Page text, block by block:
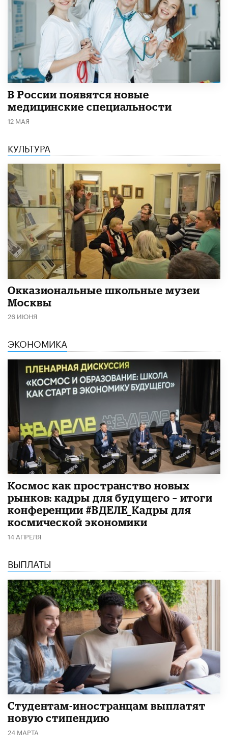
В России появятся новые
медицинские специальности
12 МАЯ
КУЛЬТУРА
​Окказиональные школьные музеи
Москвы
26 ИЮНЯ
ЭКОНОМИКА
Космос как пространство новых
рынков: кадры для будущего – итоги
конференции #ВДЕЛЕ_Кадры для
космической экономики
14 АПРЕЛЯ
ВЫПЛАТЫ
Студентам-иностранцам выплатят
новую стипендию
24 МАРТА